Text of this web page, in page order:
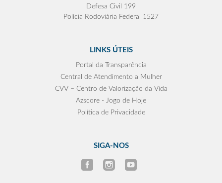
Defesa Civil 199
Polícia Rodoviária Federal 1527
LINKS ÚTEIS
Portal da Transparência
Central de Atendimento a Mulher
CVV – Centro de Valorização da Vida
Azscore - Jogo de Hoje
Política de Privacidade
SIGA-NOS